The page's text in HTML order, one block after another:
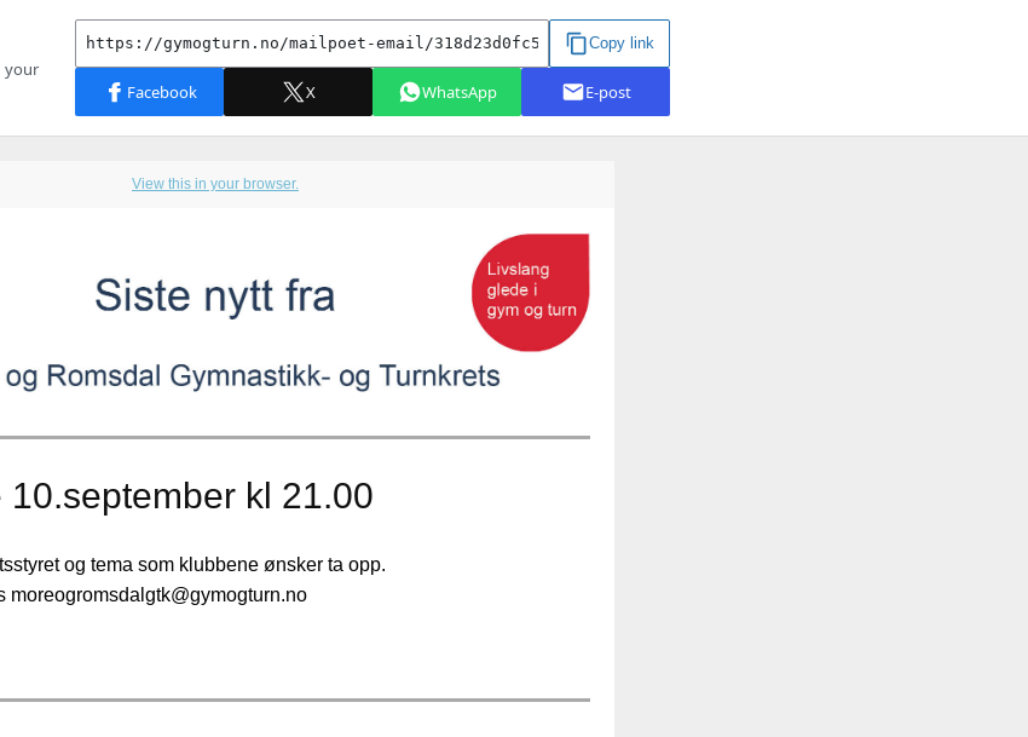
View this in your browser.
10.september kl 21.00
og tema som klubbene ønsker ta opp.
moreogromsdalgtk@gymogturn.no